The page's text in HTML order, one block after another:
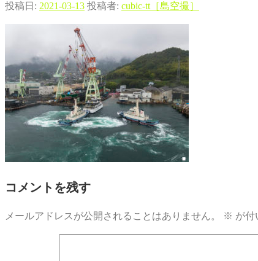
投稿日: 2021-03-13 投稿者: cubic-tt［島空撮］
コメントを残す
メールアドレスが公開されることはありません。 ※ が付